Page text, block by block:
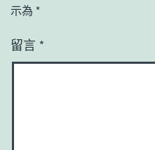
示為 *
留言 *